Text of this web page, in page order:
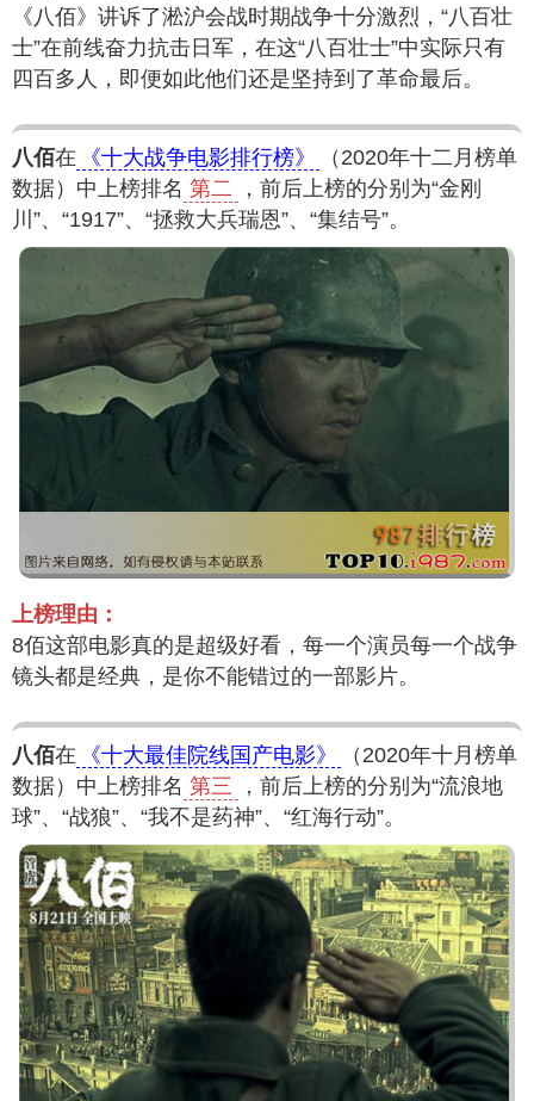
《八佰》讲诉了淞沪会战时期战争十分激烈，“八百壮
士”在前线奋力抗击日军，在这“八百壮士”中实际只有
四百多人，即便如此他们还是坚持到了革命最后。
八佰在 《十大战争电影排行榜》
（2020年十二月榜单
数据）中上榜排名 第二
，前后上榜的分别为“金刚
川”、“1917”、“拯救大兵瑞恩”、“集结号”。
上榜理由：
8佰这部电影真的是超级好看，每一个演员每一个战争
镜头都是经典，是你不能错过的一部影片。
八佰在 《十大最佳院线国产电影》
（2020年十月榜单
数据）中上榜排名 第三
，前后上榜的分别为“流浪地
球”、“战狼”、“我不是药神”、“红海行动”。